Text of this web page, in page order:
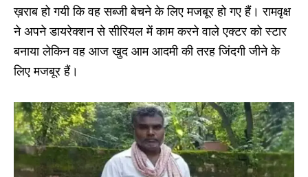
ख़राब हो गयी कि वह सब्जी बेचने के लिए मजबूर हो गए हैं। रामवृक्ष
ने अपने डायरेक्शन से सीरियल में काम करने वाले एक्टर को स्टार
बनाया लेकिन वह आज खुद आम आदमी की तरह जिंदगी जीने के
लिए मजबूर हैं।